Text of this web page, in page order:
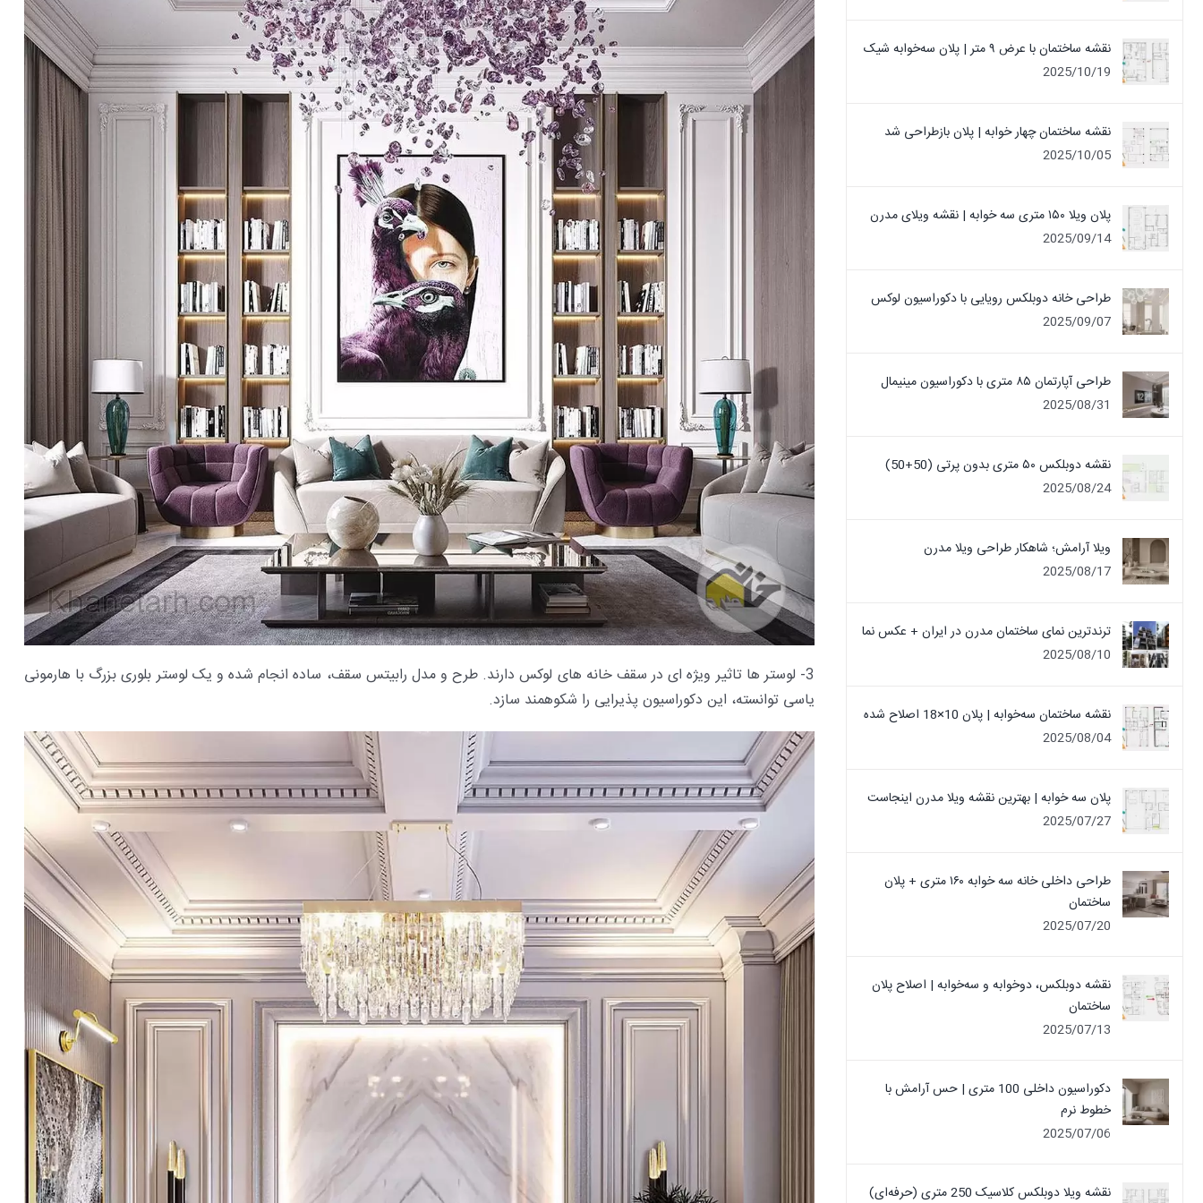
3- لوستر ها تاثیر ویژه ای در سقف خانه های لوکس دارند. طرح و مدل رابیتس سقف، ساده انجام شده و یک لوستر بلوری بزرگ با هارمونی
یاسی توانسته، این دکوراسیون پذیرایی را شکوهمند سازد.
نقشه ساختمان با عرض ۹ متر | پلان سه‌خوابه شیک
2025/10/19
نقشه ساختمان چهار خوابه | پلان بازطراحی شد
2025/10/05
پلان ویلا ۱۵۰ متری سه خوابه | نقشه ویلای مدرن
2025/09/14
طراحی خانه دوبلکس رویایی با دکوراسیون لوکس
2025/09/07
طراحی آپارتمان ۸۵ متری با دکوراسیون مینیمال
2025/08/31
نقشه دوبلکس ۵۰ متری بدون پرتی (50+50)
2025/08/24
ویلا آرامش؛ شاهکار طراحی ویلا مدرن
2025/08/17
ترندترین نمای ساختمان مدرن در ایران + عکس نما
2025/08/10
نقشه ساختمان سه‌خوابه | پلان 10×18 اصلاح شده
2025/08/04
پلان سه خوابه | بهترین نقشه ویلا مدرن اینجاست
2025/07/27
طراحی داخلی خانه سه خوابه ۱۶۰ متری + پلان
ساختمان
2025/07/20
نقشه دوبلکس، دوخوابه و سه‌خوابه | اصلاح پلان
ساختمان
2025/07/13
دکوراسیون داخلی 100 متری | حس آرامش با
خطوط نرم
2025/07/06
نقشه ویلا دوبلکس کلاسیک 250 متری (حرفه‌ای)